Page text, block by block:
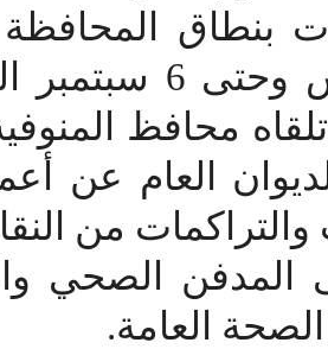
بنطاق المحافظة
الفترة من 24 أغسطس
محافظ المنوفية
العام عن
من
الصحي
العامة.